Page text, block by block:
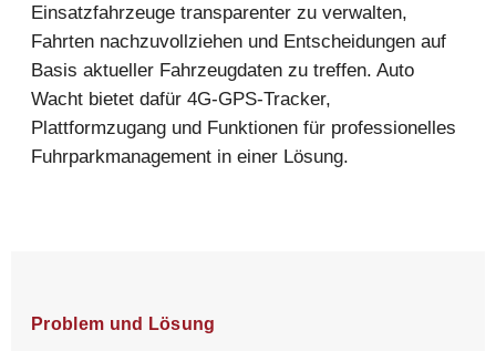
Einsatzfahrzeuge transparenter zu verwalten,
Fahrten nachzuvollziehen und Entscheidungen auf
Basis aktueller Fahrzeugdaten zu treffen. Auto
Wacht bietet dafür 4G-GPS-Tracker,
Plattformzugang und Funktionen für professionelles
Fuhrparkmanagement in einer Lösung.
Problem und Lösung